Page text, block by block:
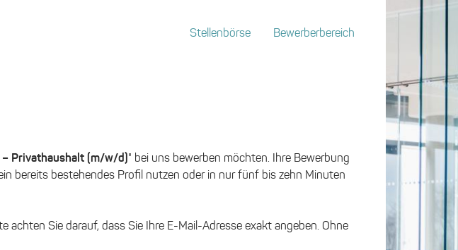
Stellenbörse Bewerberbereich
Privathaushalt (m/w/d) " bei uns bewerben möchten. Ihre Bewerbung
bereits bestehendes Profil nutzen oder in nur fünf bis zehn Minuten
achten Sie darauf, dass Sie Ihre E-Mail-Adresse exakt angeben. Ohne